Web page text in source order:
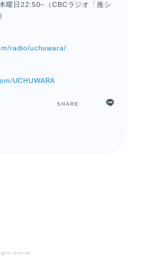
曜日22:50~（CBCラジオ「推シ
radio/uchuwara/
UCHUWARA
SHARE
reserved.